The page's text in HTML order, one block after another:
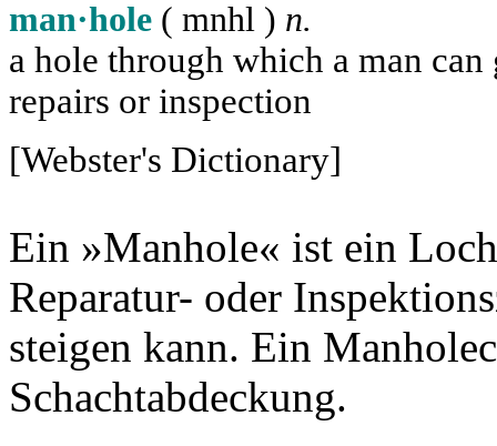
man·hole ( mnhl ) n.
a hole through which a man
repairs or inspection
[Webster's Dictionary]
Ein »Manhole« ist ein
Reparatur- oder
steigen kann. Ein
Schachtabdeckung.